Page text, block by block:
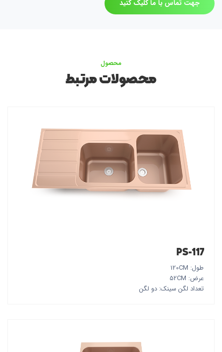
جهت تماس با ما کلیک کنید
محصول
محصولات مرتبط
PS-117
طول: 120CM
عرض: 52CM
تعداد لگن سینک: دو لگن